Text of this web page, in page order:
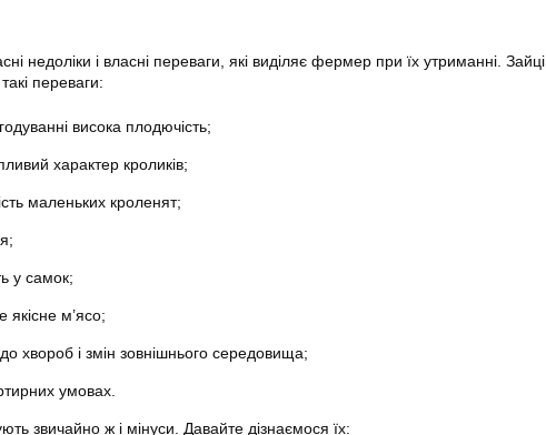
недоліки і власні переваги, які виділяє фермер при їх утриманні. Зайці
переваги:
висока плодючість;
характер кроликів;
маленьких кроленят;
у самок;
якісне м’ясо;
до хвороб і змін зовнішнього середовища;
умовах.
звичайно ж і мінуси. Давайте дізнаємося їх: